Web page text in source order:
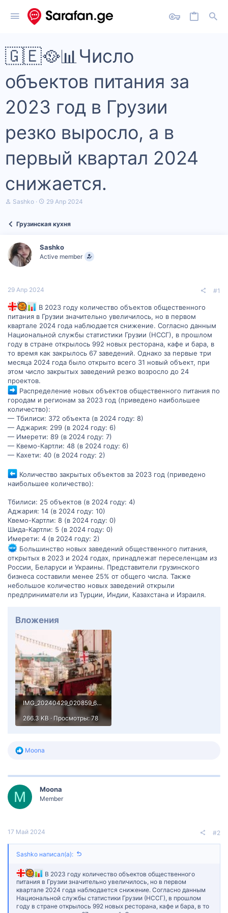
🇬🇪🥘📊Число
объектов питания за
2023 год в Грузии
резко выросло, а в
первый квартал 2024
снижается.
А
т
е
м
ы
Sashko
Д
а
ч
а
29 Апр 2024
Грузинская кухня
Sashko
Active member
29 Апр 2024 #1
В 2023 году количество объектов общественного
питания в Грузии значительно увеличилось, но в первом
квартале 2024 года наблюдается снижение. Согласно данным
Национальной службы статистики Грузии (НССГ), в прошлом
году в стране открылось 992 новых ресторана, кафе и бара, в
то время как закрылось 67 заведений. Однако за первые три
месяца 2024 года было открыто всего 31 новый объект, при
этом число закрытых заведений резко возросло до 24
проектов.
Распределение новых объектов общественного питания по
городам и регионам за 2023 год (приведено наибольшее
количество):
— Тбилиси: 372 объекта (в 2024 году: 8)
— Аджария: 299 (в 2024 году: 6)
— Имерети: 89 (в 2024 году: 7)
— Квемо-Картли: 48 (в 2024 году: 6)
— Кахети: 40 (в 2024 году: 2)
Количество закрытых объектов за 2023 год (приведено
наибольшее количество):
Тбилиси: 25 объектов (в 2024 году: 4)
Аджария: 14 (в 2024 году: 10)
Квемо-Картли: 8 (в 2024 году: 0)
Шида-Картли: 5 (в 2024 году: 0)
Имерети: 4 (в 2024 году: 2)
Большинство новых заведений общественного питания,
открытых в 2023 и 2024 годах, принадлежат переселенцам из
России, Беларуси и Украины. Представители грузинского
бизнеса составили менее 25% от общего числа. Также
небольшое количество новых заведений открыли
предприниматели из Турции, Индии, Казахстана и Израиля.
Вложения
IMG_20240429_020859_607.jpg
266.3 KB · Просмотры: 78
Р
к
и
:
Moona
M Moona
Member
17 Май 2024 #2
Sashko написал(а):
В 2023 году количество объектов общественного
питания в Грузии значительно увеличилось, но в первом
квартале 2024 года наблюдается снижение. Согласно данным
Национальной службы статистики Грузии (НССГ), в прошлом
году в стране открылось 992 новых ресторана, кафе и бара, в то